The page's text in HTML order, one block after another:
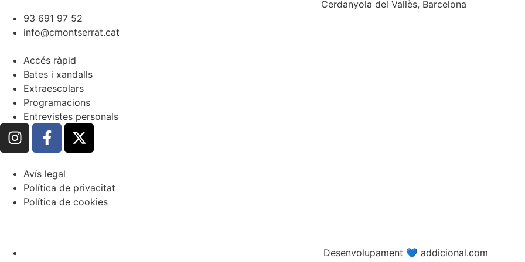
Cerdanyola del Vallès, Barcelona
93 691 97 52
info@cmontserrat.cat
Accés ràpid
Bates i xandalls
Extraescolars
Programacions
Entrevistes personals
Avís legal
Política de privacitat
Política de cookies
Desenvolupament 💙 addicional.com